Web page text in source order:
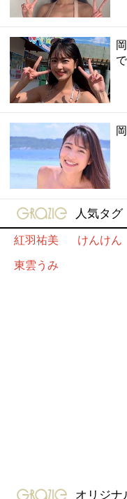
gravure-
人気タグ
紅羽祐美
けんけん
東雲うみ
gravure-
オリジナ